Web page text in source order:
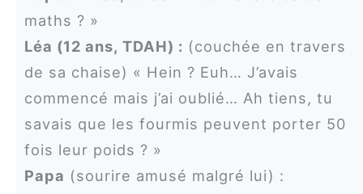
maths ? »
Léa (12 ans, TDAH) : (couchée en travers
de sa chaise) « Hein ? Euh… J’avais
commencé mais j’ai oublié… Ah tiens, tu
savais que les fourmis peuvent porter 50
fois leur poids ? »
Papa (sourire amusé malgré lui) :